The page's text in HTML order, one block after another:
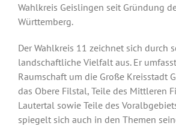
Wahlkreis Geislingen seit Gründung
Württemberg.
Der Wahlkreis 11 zeichnet sich durch
landschaftliche Vielfalt aus. Er
Raumschaft um die Große Kreisstadt
das Obere Filstal, Teile des Mittleren
Lautertal sowie Teile des
spiegelt sich auch in den Themen